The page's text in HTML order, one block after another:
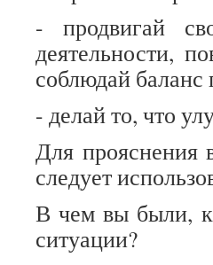
- продвигай
деятельности,
соблюдай
- делай то, что
Для прояснения
следует
В чем вы были,
ситуации?